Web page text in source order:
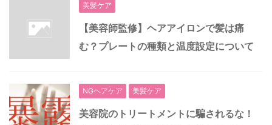
美髪ケア
【美容師監修】ヘアアイロンで髪は痛
む？プレートの種類と温度設定について
NGヘアケア 美髪ケア
美容院のトリートメントに騙されるな！